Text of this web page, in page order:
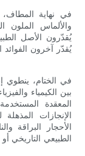
في نهاية المطاف،
والألماس
يُقدّرون الأصل
يُقدّر آخرون الفوائد
في الختام، ينطوي
بين الكيمياء
المعقدة
الإنجازات
الأحجار البراقة
الطبيعي التاريخي